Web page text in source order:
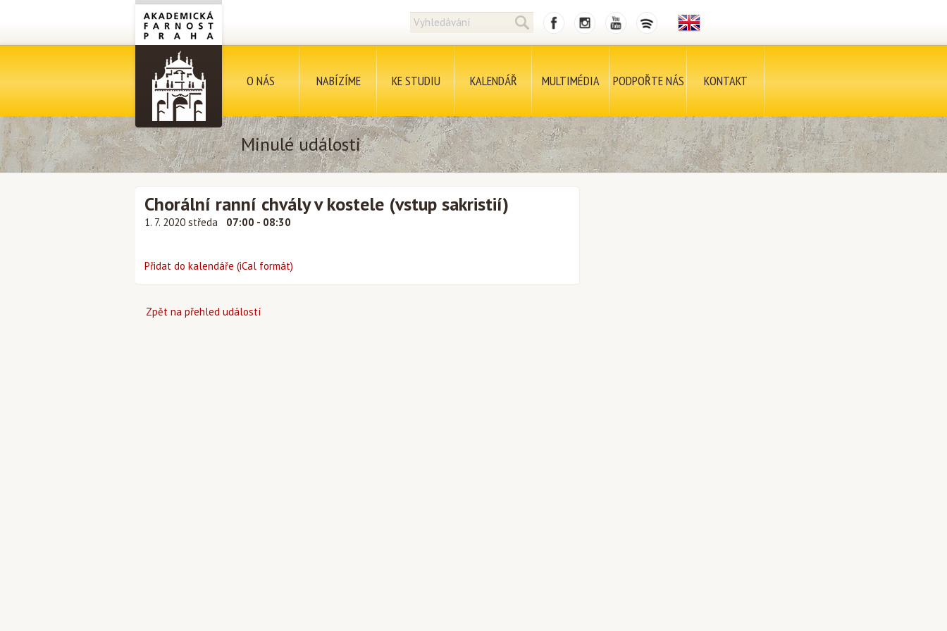
O NÁS NABÍZÍME KE STUDIU KALENDÁŘ MULTIMÉDIA PODPOŘTE NÁS KONTAKT
Minulé události
Chorální ranní chvály v kostele (vstup sakristií)
1. 7. 2020 středa 07:00 - 08:30
Přidat do kalendáře (iCal formát)
Zpět na přehled událostí